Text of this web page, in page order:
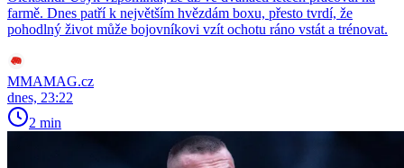
farmě. Dnes patří k největším hvězdám boxu, přesto tvrdí, že
pohodlný život může bojovníkovi vzít ochotu ráno vstát a trénovat.
MMAMAG.cz
dnes, 23:22
2 min